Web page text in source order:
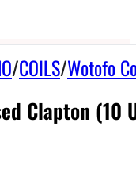
/COILS/Wotofo
Clapton (10